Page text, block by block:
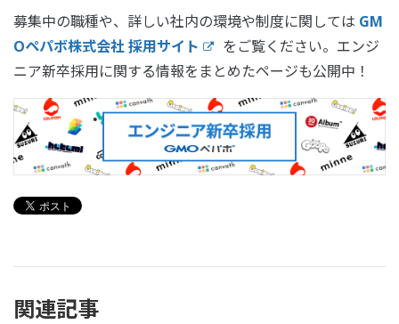
募集中の職種や、詳しい社内の環境や制度に関しては GM
Oペパボ株式会社 採用サイト
をご覧ください。エンジ
ニア新卒採用に関する情報をまとめたページも公開中！
関連記事